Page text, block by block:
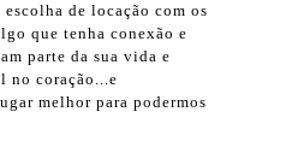
de locação com os
que tenha conexão e
parte da sua vida e
no coração...e
melhor para podermos